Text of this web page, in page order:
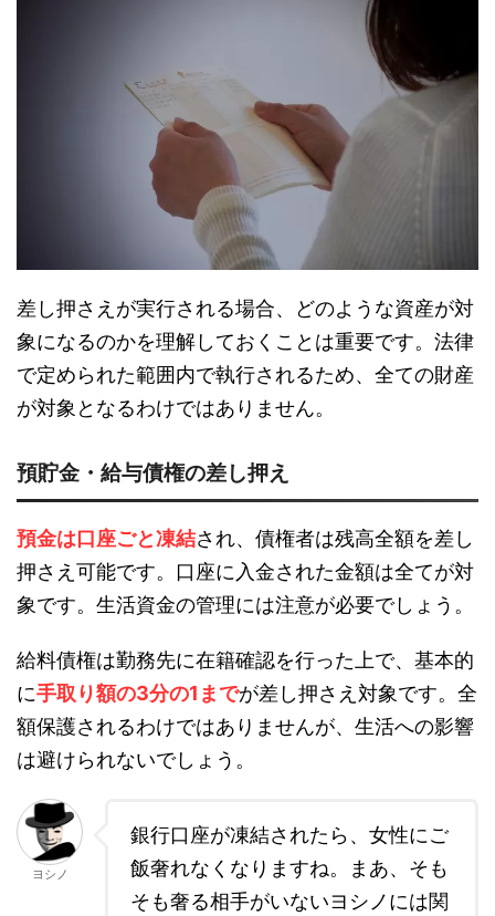
差し押さえが実行される場合、どのような資産が対
象になるのかを理解しておくことは重要です。法律
で定められた範囲内で執行されるため、全ての財産
が対象となるわけではありません。
預貯金・給与債権の差し押え
預金は口座ごと凍結され、債権者は残高全額を差し
押さえ可能です。口座に入金された金額は全てが対
象です。生活資金の管理には注意が必要でしょう。
給料債権は勤務先に在籍確認を行った上で、基本的
に手取り額の3分の1までが差し押さえ対象です。全
額保護されるわけではありませんが、生活への影響
は避けられないでしょう。
ヨシノ
銀行口座が凍結されたら、女性にご
飯奢れなくなりますね。まあ、そも
そも奢る相手がいないヨシノには関